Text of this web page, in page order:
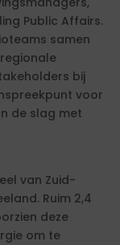
Public Affairs.
samen
bij
voor
de slag met
van Zuid-
Ruim 2,4
deze
om te